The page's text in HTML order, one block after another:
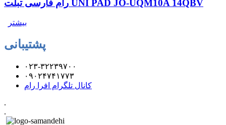
رام فارسی تبلت UNI PAD JO-UQM10A 14QBV
بیشتر
پشتیبانی
۰۲۳-۳۲۲۳۹۷۰۰
۰۹۰۲۴۷۴۱۷۷۳
کانال تلگرام افرا رام
.
.